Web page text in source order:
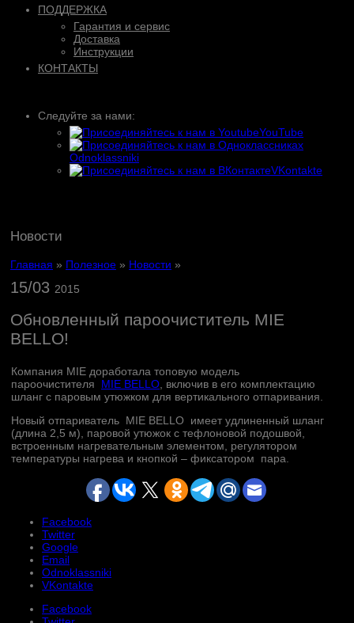
ПОДДЕРЖКА
Гарантия и сервис
Доставка
Инструкции
КОНТАКТЫ
Следуйте за нами:
YouTube
Odnoklassniki
VKontakte
Новости
Главная » Полезное » Новости »
15/03 2015
Обновленный пароочиститель MIE
BELLO!
Компания MIE доработала топовую модель
пароочистителя MIE BELLO , включив в его комплектацию
шланг с паровым утюжком для вертикального отпаривания.
Новый отпариватель MIE BELLO имеет удлиненный шланг
(длина 2,5 м), паровой утюжок с тефлоновой подошвой,
встроенным нагревательным элементом, регулятором
температуры нагрева и кнопкой – фиксатором пара.
Facebook
Twitter
Google
Email
Odnoklassniki
VKontakte
Facebook